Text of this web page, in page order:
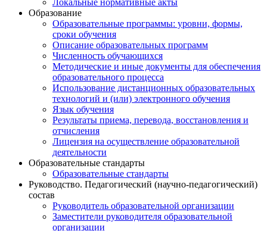
Локальные нормативные акты
Образование
Образовательные программы: уровни, формы,
сроки обучения
Описание образовательных программ
Численность обучающихся
Методические и иные документы для обеспечения
образовательного процесса
Использование дистанционных образовательных
технологий и (или) электронного обучения
Язык обучения
Результаты приема, перевода, восстановления и
отчисления
Лицензия на осуществление образовательной
деятельности
Образовательные стандарты
Образовательные стандарты
Руководство. Педагогический (научно-педагогический)
состав
Руководитель образовательной организации
Заместители руководителя образовательной
организации